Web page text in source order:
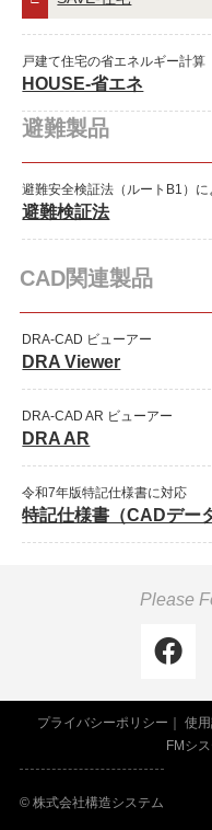
戸建て住宅の省エネルギー計算
HOUSE-省エネ
避難製品
避難安全検証法（ルートB1）
避難検証法
CAD関連製品
DRA-CAD ビューアー
DRA Viewer
DRA-CAD AR ビューアー
DRA AR
令和7年版特記仕様書に対応
特記仕様書（CADデー
Please
プライバシーポリシー 使
FMシ
© 株式会社構造システム